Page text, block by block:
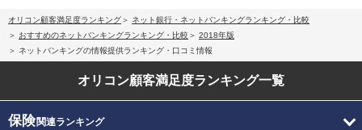
オリコン顧客満足度ランキング
ネット銀行・ネットバンキングランキング・比較
おすすめのネットバンキングランキング・比較
2018年版
ネットバンキングの情報提供ランキング・口コミ情報
オリコン顧客満足度ランキング一覧
保険関連ランキング